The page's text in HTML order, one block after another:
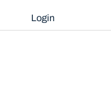
Login